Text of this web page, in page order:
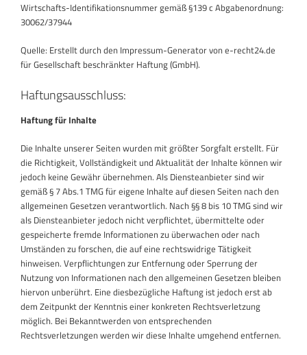
Wirtschafts-Identifikationsnummer gemäß §139 c Abgabenordnung:
30062/37944
Quelle: Erstellt durch den Impressum-Generator von e-recht24.de
für Gesellschaft beschränkter Haftung (GmbH).
Haftungsausschluss:
Haftung für Inhalte
Die Inhalte unserer Seiten wurden mit größter Sorgfalt erstellt. Für
die Richtigkeit, Vollständigkeit und Aktualität der Inhalte können wir
jedoch keine Gewähr übernehmen. Als Diensteanbieter sind wir
gemäß § 7 Abs.1 TMG für eigene Inhalte auf diesen Seiten nach den
allgemeinen Gesetzen verantwortlich. Nach §§ 8 bis 10 TMG sind wir
als Diensteanbieter jedoch nicht verpflichtet, übermittelte oder
gespeicherte fremde Informationen zu überwachen oder nach
Umständen zu forschen, die auf eine rechtswidrige Tätigkeit
hinweisen. Verpflichtungen zur Entfernung oder Sperrung der
Nutzung von Informationen nach den allgemeinen Gesetzen bleiben
hiervon unberührt. Eine diesbezügliche Haftung ist jedoch erst ab
dem Zeitpunkt der Kenntnis einer konkreten Rechtsverletzung
möglich. Bei Bekanntwerden von entsprechenden
Rechtsverletzungen werden wir diese Inhalte umgehend entfernen.